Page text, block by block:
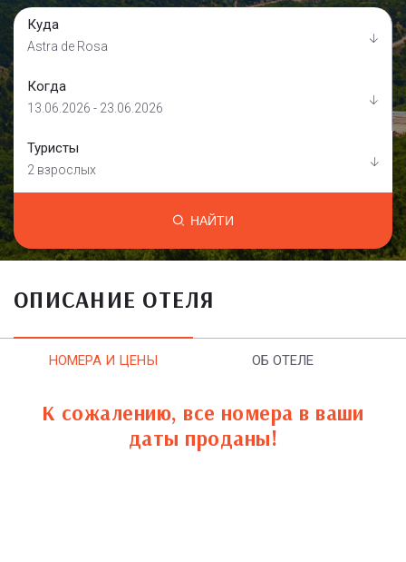
Куда
Astra de Rosa
Когда
13.06.2026 - 23.06.2026
Туристы
2 взрослых
НАЙТИ
ОПИСАНИЕ ОТЕЛЯ
НОМЕРА И ЦЕНЫ ОБ ОТЕЛЕ
К сожалению, все номера в ваши
даты проданы!